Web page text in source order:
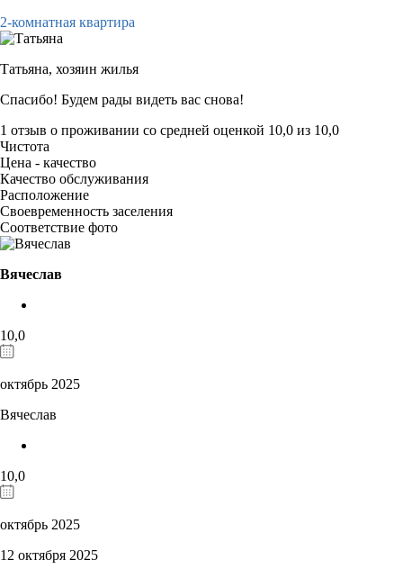
2-комнатная квартира
Татьяна, хозяин жилья
Спасибо! Будем рады видеть вас снова!
1 отзыв о проживании со средней оценкой 10,0 из 10,0
Чистота
Цена - качество
Качество обслуживания
Расположение
Своевременность заселения
Соответствие фото
Вячеслав
10,0
октябрь 2025
Вячеслав
10,0
октябрь 2025
12 октября 2025